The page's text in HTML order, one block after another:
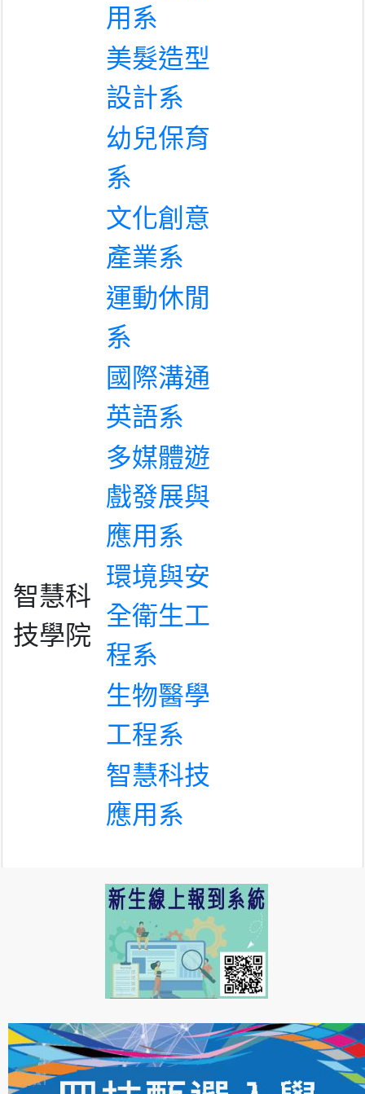
用系
美髮造型
設計系
幼兒保育
系
文化創意
產業系
運動休閒
系
國際溝通
英語系
多媒體遊
戲發展與
應用系
智慧科
技學院
環境與安
全衛生工
程系
生物醫學
工程系
智慧科技
應用系